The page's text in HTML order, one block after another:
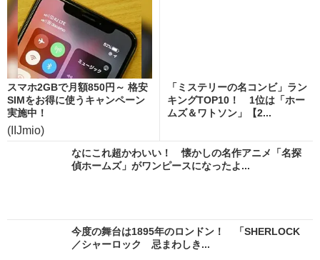
スマホ2GBで月額850円～ 格安
SIMをお得に使うキャンペーン
実施中！
(IIJmio)
「ミステリーの名コンビ」ラン
キングTOP10！ 1位は「ホー
ムズ＆ワトソン」【2...
なにこれ超かわいい！ 懐かしの名作アニメ「名探
偵ホームズ」がワンピースになったよ...
今度の舞台は1895年のロンドン！ 「SHERLOCK
／シャーロック 忌まわしき...